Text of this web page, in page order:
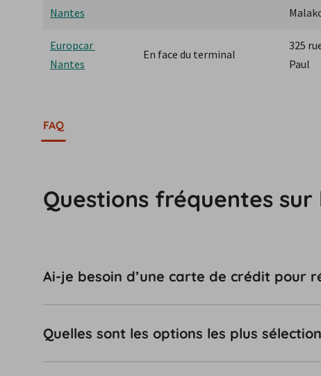
Nantes
Europcar
Nantes
En face du terminal
325
Paul
FAQ
Questions fréquentes
Ai-je besoin d’une carte de crédit pour
Quelles sont les options les plus